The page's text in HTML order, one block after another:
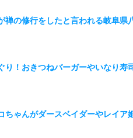
禅の修行をしたと言われる岐阜県
り！おきつねバーガーやいなり寿
ちゃんがダースベイダーやレイ